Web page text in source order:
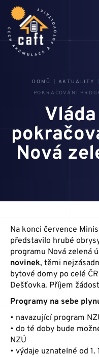
AKTUALITY
ŠKOLENÍ
POMOCNÁ RUKA
KONTAKT
3D MONTÁŽNÍ
DOMŮ AKTUALITY
POKRAČOVÁNÍ
Nová
Na konci července
představilo hrubé
programu Nová zelená
novinek, těmi
bytové domy po celé
Dešťovka. Příjem
Programy na sebe
• navazující program
• do té doby bude
NZÚ
• výdaje uznatelné od 1.